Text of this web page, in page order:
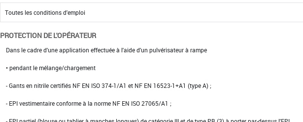
PROTECTION DE L'OPÉRATEUR
Dans le cadre d'une application effectuée à l'aide d'un pulvérisateur à rampe
• pendant le mélange/chargement
- Gants en nitrile certifiés NF EN ISO 374-1/A1 et NF EN 16523-1+A1 (type A) ;
- EPI vestimentaire conforme à la norme NF EN ISO 27065/A1 ;